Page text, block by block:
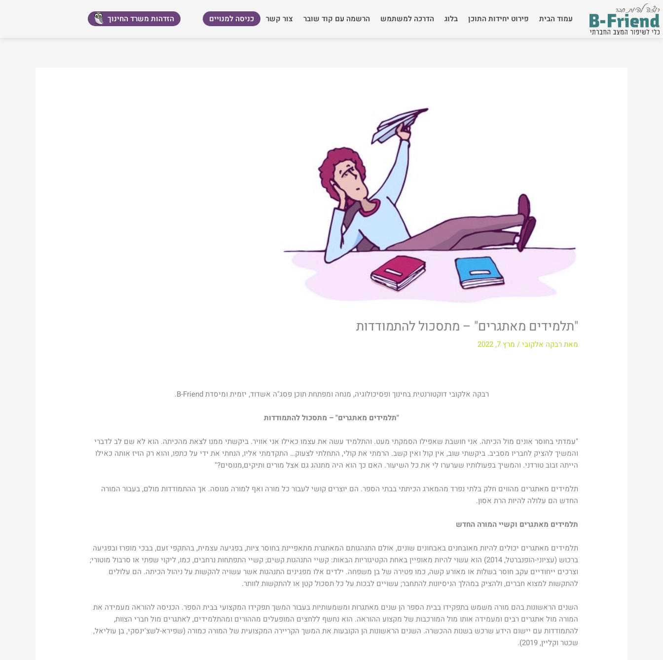
דילוג
לתוכן
עמוד הבית פירוט יחידות התוכן בלוג הדרכה למשתמש הרשמה עם קוד שובר צור קשר כניסה למנויים הזדהות משרד החינוך
"תלמידים מאתגרים" – מתסכול להתמודדות
מאתרבקה אלקובי/ מרץ 7, 2022
רבקה אלקובי דוקטורנטית בחינוך ופסיכולוגיה, מנחה ומפתחת תוכן פסג"ה אשדוד, יזמית ומיסדת B-Friend.
"תלמידים מאתגרים" – מתסכול להתמודדות
"עמדתי בחוסר אונים מול הכיתה. אני חושבת שאפילו הסמקתי מעט. והתלמיד עשה את עצמו כאילו אני אוויר. ביקשתי ממנו לצאת מהכיתה. הוא לא שם לב לדברי
והמשיך להציק לחבריו מסביב. ביקשתי שוב, אין קול ואין קשב. הרמתי את קולי, התחלתי לצעוק… התקדמתי אליו, הנחתי את ידי על כתפו, והוא רק הזיז אותה כאילו
הייתה זבוב טורדני. והמשיך בפעולותיו שערערו לי את כל השיעור. האם כך הוא היה מתנהג גם אצל מורים ותיקים,מנוסים?"
תלמידים מאתגרים מהווים חלק בלתי נפרד מהמארג הכיתתי בבתי הספר. הם יוצרים קושי לעבור כל מורה ואף למורה מנוסה. אך ההתמודדות מולם, בעבור המורה
החדש הם עלולה להיות הרת אסון.
תלמידים מאתגרים וקשיי המורה החדש
תלמידים מאתגרים יכולים להיות מאובחנים באבחונים שונים, אולם התנהגותם המאתגרת מתאפיינת בחוסר ציות, בפגיעה עצמית, בהתקפי זעם, בבכי מופרז ובפגיעה
ברכוש (עציוני-הופנברטל, 2014) הוא עשוי להיות מאופיין באחת הקטיגוריות הבאות: קשיי התנהגות קשים; קשיי התפתחות נרחבים, כמו, ליקוי שפתי או סרבול מוטורי;
וצרכים ייחודיים עקב חוסר בשלות או מאורע קשה, כמו פטירה של בן משפחה. ילדים אלו מפגינים התנהגות אשר עשויה להקשות על ניהול הכיתה. הם עלולים
להתקשות למצוא חברים, ולהציק במהלך הניסיונות להתחבר; עשויים לבכות על כל תסכול קטן או להתקשות לוותר.
השנים הראשונות בהם מורה משמש בתפקידו בבית הספר הן שנים מאתגרות ומשמעותיות בעבור המשך תפקידו המקצועי בבית הספר. הכניסה להוראה מעמידה את
המורה מול אתגרים רבים ומעמידה אותו מול המורכבות של מקצוע ההוראה. הוא נחשף ללחצים המופעלים מההורים ומהתלמידים, לאתגרים מול חברי הצוות,
להתמודדות עם יישום הידע שרכש בשנות ההכשרה. השנים הראשונות הן הקובעות את המשך הקריירה המקצועית של המורה כמורה (שפירא-לשצ'ינסקי, בן עוליאל,
שכטר וקליין, 2019).